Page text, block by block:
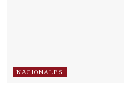
NACIONALES